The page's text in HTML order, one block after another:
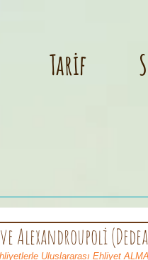
Tarif
Alexandroupoli
Uluslararası Ehliyet